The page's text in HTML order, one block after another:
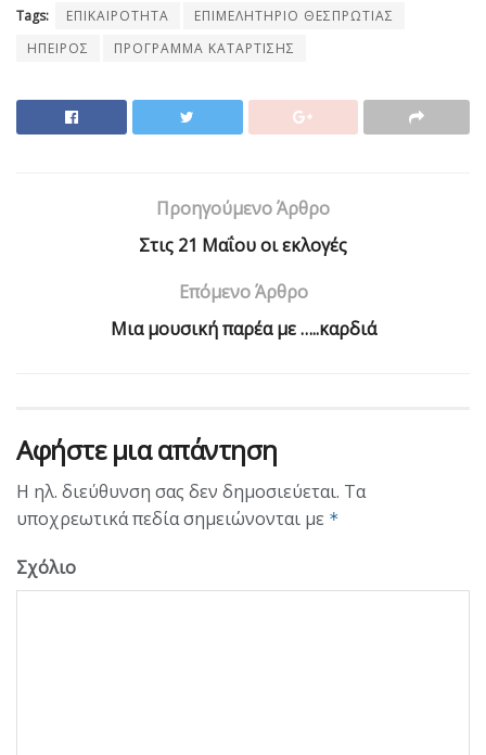
Tags: ΕΠΙΚΑΙΡΟΤΗΤΑ
ΕΠΙΜΕΛΗΤΗΡΙΟ ΘΕΣΠΡΩΤΙΑΣ
ΗΠΕΙΡΟΣ
ΠΡΟΓΡΑΜΜΑ ΚΑΤΑΡΤΙΣΗΣ
Προηγούμενο Άρθρο
Στις 21 Μαΐου οι εκλογές
Επόμενο Άρθρο
Μια μουσική παρέα με …..καρδιά
Αφήστε μια απάντηση
Η ηλ. διεύθυνση σας δεν δημοσιεύεται. Τα
υποχρεωτικά πεδία σημειώνονται με *
Σχόλιο